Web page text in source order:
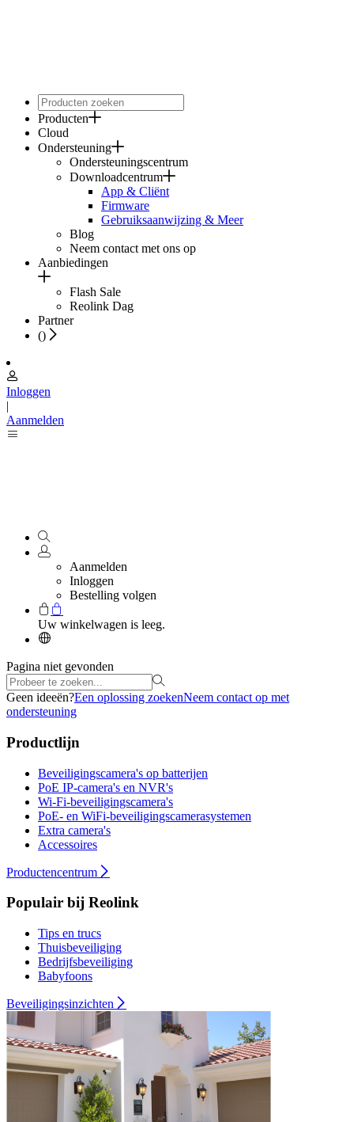
Producten
Cloud
Ondersteuning
Ondersteuningscentrum
Downloadcentrum
App & Cliënt
Firmware
Gebruiksaanwijzing & Meer
Blog
Neem contact met ons op
Aanbiedingen
Flash Sale
Reolink Dag
Partner
()
Inloggen
|
Aanmelden
Aanmelden
Inloggen
Bestelling volgen
Uw winkelwagen is leeg.
Pagina niet gevonden
Geen ideeën?Een oplossing zoekenNeem contact op met
ondersteuning
Productlijn
Beveiligingscamera's op batterijen
PoE IP-camera's en NVR's
Wi-Fi-beveiligingscamera's
PoE- en WiFi-beveiligingscamerasystemen
Extra camera's
Accessoires
Productencentrum
Populair bij Reolink
Tips en trucs
Thuisbeveiliging
Bedrijfsbeveiliging
Babyfoons
Beveiligingsinzichten